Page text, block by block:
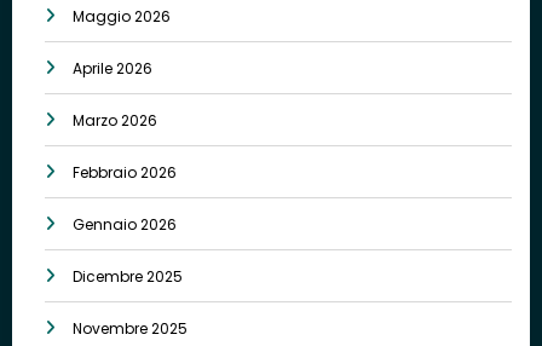
Maggio 2026
Aprile 2026
Marzo 2026
Febbraio 2026
Gennaio 2026
Dicembre 2025
Novembre 2025